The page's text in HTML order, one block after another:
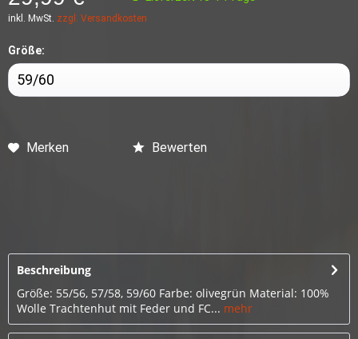
inkl. MwSt. zzgl. Versandkosten
Größe:
Merken Bewerten
Beschreibung
Größe: 55/56, 57/58, 59/60 Farbe: olivegrün Material: 100%
Wolle Trachtenhut mit Feder und FC... mehr